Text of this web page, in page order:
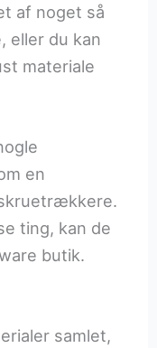
af noget så
eller du kan
materiale
en
ting, kan de
butik.
samlet,